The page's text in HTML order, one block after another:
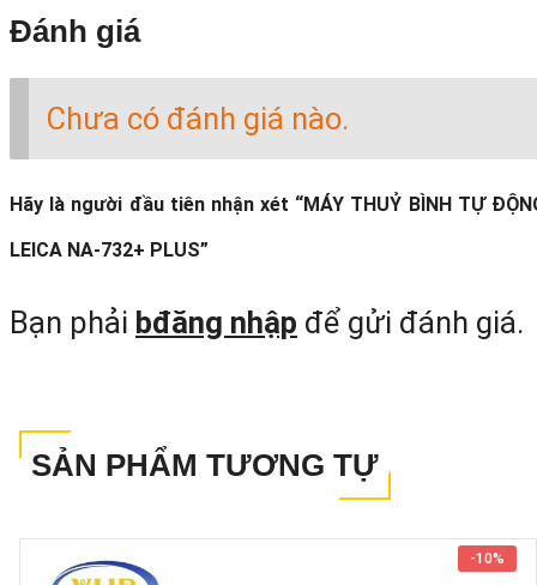
máy đo đạc đầu tiên được biết đến.
732 PLUS
TRỘI, KIỂU DÁNG TINH TẾ”
Máy thuỷ bình leica NA-732+plus
Đánh giá
Chưa có đánh giá nào.
Hãy là người đầu tiên nhận xét “MÁY THUỶ BÌNH TỰ
LEICA NA-732+ PLUS”
Bạn phải bđăng nhập để gửi đánh giá.
SẢN PHẨM TƯƠNG TỰ
-10%